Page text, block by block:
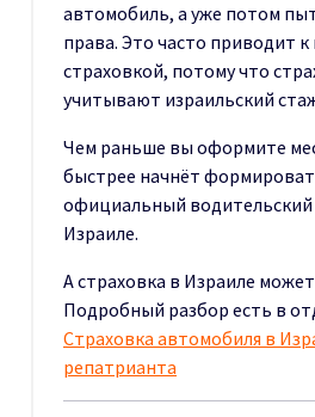
автомобиль, а уже потом
права. Это часто приводит
страховкой, потому что
учитывают израильский
Чем раньше вы оформите
быстрее начнёт
официальный
Израиле.
А страховка в Израиле
Подробный разбор есть в
Страховка автомобиля в
репатрианта